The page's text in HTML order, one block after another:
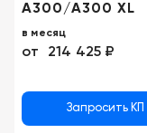
Контакты
A300/A300 XL
в месяц
от 214 425 ₽
Запросить КП